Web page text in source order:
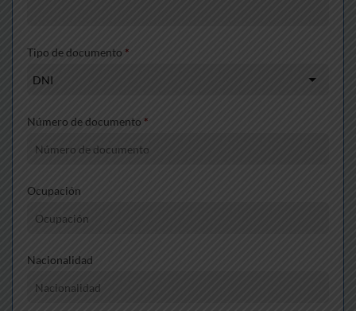
Tipo de documento *
Número de documento *
Ocupación
Nacionalidad